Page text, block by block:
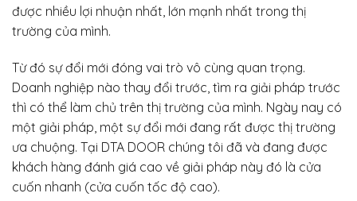
được nhiều lợi nhuận nhất, lớn mạnh nhất trong thị
trường của mình.
Từ đó sự đổi mới đóng vai trò vô cùng quan trọng.
Doanh nghiệp nào thay đổi trước, tìm ra giải pháp trước
thì có thể làm chủ trên thị trường của mình. Ngày nay có
một giải pháp, một sự đổi mới đang rất được thị trường
ưa chuộng. Tại DTA DOOR chúng tôi đã và đang được
khách hàng đánh giá cao về giải pháp này đó là cửa
cuốn nhanh (cửa cuốn tốc độ cao).